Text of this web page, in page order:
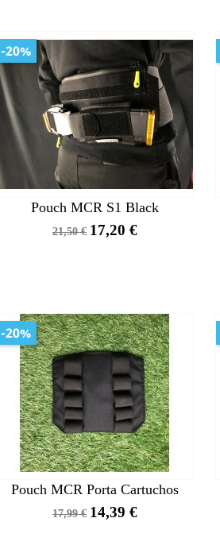
Pouch MCR S1 Black
Precio
21,50 € Precio
17,20 €
-20%
Pouch MCR Porta Cartuchos
Precio
17,99 € Precio
14,39 €
-20%